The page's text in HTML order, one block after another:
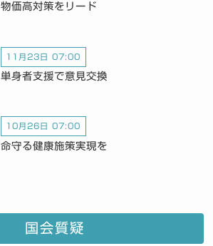
物価高対策をリード
11月23日 07:00
単身者支援で意見交換
10月26日 07:00
命守る健康施策実現を
国会質疑